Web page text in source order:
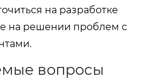
на разработке
на решении проблем с
вопросы